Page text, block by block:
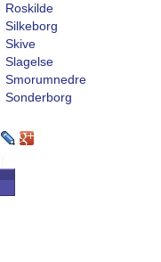
Roskilde
Silkeborg
Skive
Slagelse
Smorumnedre
Sonderborg